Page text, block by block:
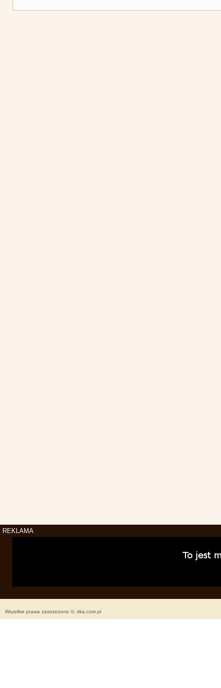
REKLAMA
Wszelkie prawa zastrzeżone ©, irka.com.pl